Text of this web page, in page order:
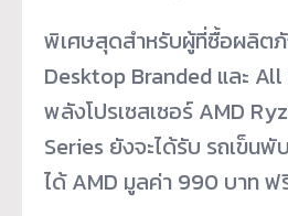
พิเศษสุดสำหรับผู้ที่ซื้อผลิต
Desktop Branded และ All
พลังโปรเซสเซอร์ AMD
Series ยังจะได้รับ รถเข็นพับ
ได้ AMD มูลค่า 990 บาท ฟ